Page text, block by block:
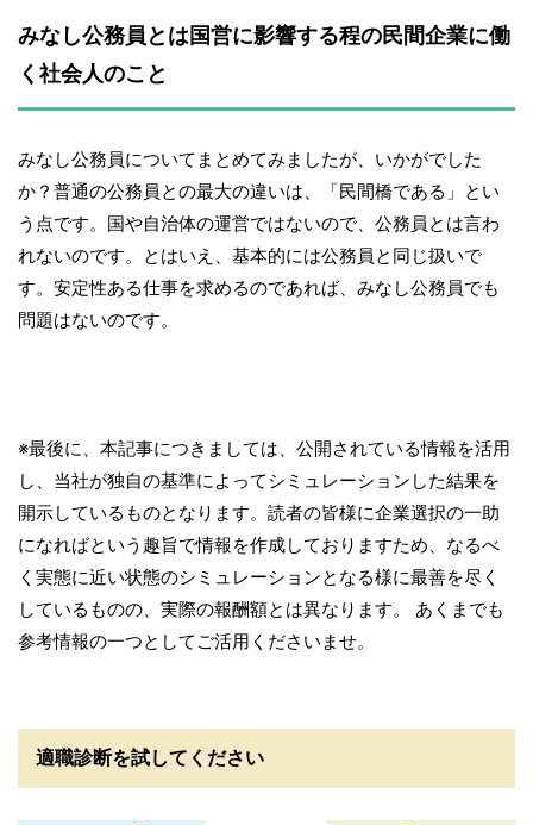
みなし公務員とは国営に影響する程の民間企業に働
く社会人のこと
みなし公務員についてまとめてみましたが、いかがでした
か？普通の公務員との最大の違いは、「民間橋である」とい
う点です。国や自治体の運営ではないので、公務員とは言わ
れないのです。とはいえ、基本的には公務員と同じ扱いで
す。安定性ある仕事を求めるのであれば、みなし公務員でも
問題はないのです。
※最後に、本記事につきましては、公開されている情報を活用
し、当社が独自の基準によってシミュレーションした結果を
開示しているものとなります。読者の皆様に企業選択の一助
になればという趣旨で情報を作成しておりますため、なるべ
く実態に近い状態のシミュレーションとなる様に最善を尽く
しているものの、実際の報酬額とは異なります。 あくまでも
参考情報の一つとしてご活用くださいませ。
適職診断を試してください